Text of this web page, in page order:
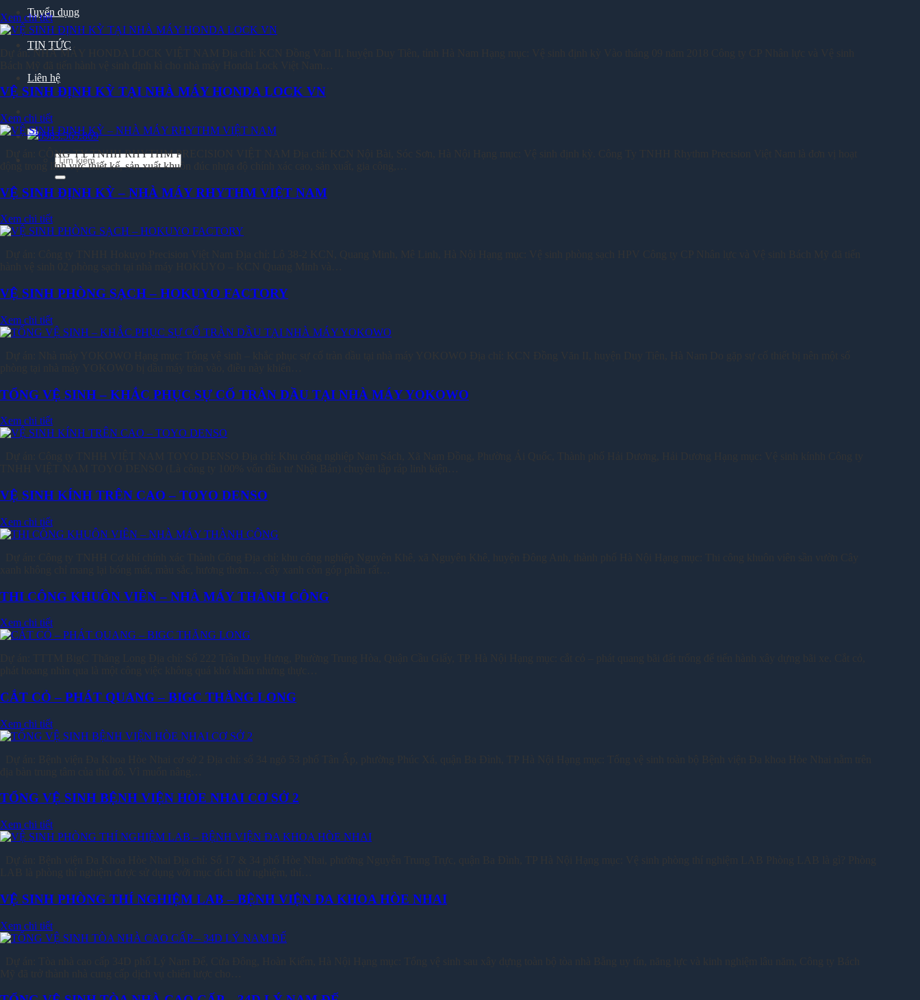
Tuyển dụng
TIN TỨC
Liên hệ
0983.565.869
Tìm
kiếm:
Xem chi tiết
Dự án: NHÀ MÁY HONDA LOCK VIỆT NAM Địa chỉ: KCN Đồng Văn II, huyện Duy Tiên, tỉnh Hà Nam Hạng mục: Vệ sinh định kỳ Vào tháng 09 năm 2018 Công ty CP Nhân lực và Vệ sinh
VỆ SINH ĐỊNH KỲ TẠI NHÀ MÁY HONDA LOCK VN
Xem chi tiết
Dự án: CÔNG TY TNHH RHYTHM PRECISION VIỆT NAM Địa chỉ: KCN Nội Bài, Sóc Sơn, Hà Nội Hạng mục: Vệ sinh định kỳ. Công Ty TNHH Rhythm Precision Việt Nam là đơn vị hoạt
động trong lĩnh vực thiết kế, sản xuất khuôn đúc nhựa độ chính xác cao, sản xuất, gia công,…
VỆ SINH ĐỊNH KỲ – NHÀ MÁY RHYTHM VIỆT NAM
Xem chi tiết
VỆ SINH PHÒNG SẠCH – HOKUYO FACTORY
Xem chi tiết
TỔNG VỆ SINH – KHẮC PHỤC SỰ CỐ TRÀN DẦU TẠI NHÀ MÁY YOKOWO
Xem chi tiết
VỆ SINH KÍNH TRÊN CAO – TOYO DENSO
Xem chi tiết
THI CÔNG KHUÔN VIÊN – NHÀ MÁY THÀNH CÔNG
Xem chi tiết
CẮT CỎ – PHÁT QUANG – BIGC THĂNG LONG
Xem chi tiết
TỔNG VỆ SINH BỆNH VIỆN HÒE NHAI CƠ SỞ 2
Xem chi tiết
VỆ SINH PHÒNG THÍ NGHIỆM LAB – BỆNH VIỆN ĐA KHOA HÒE NHAI
Xem chi tiết